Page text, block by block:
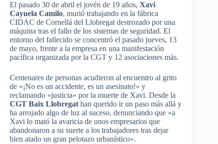
El pasado 30 de abril el jovén de 19 años, Xavi
Cayuela Camilo, murió trabajando en la fábrica
CIDAC de Cornellá del Llobregat destrozado por una
máquina tras el fallo de los sistemas de seguridad. El
entorno del fallecido se concentró el pasado jueves, 13
de mayo, frente a la empresa en una manifestación
pacífica organizada por la CGT y 12 asociaciones más.
Centenares de personas acudieron al encuentro al grito
de «¡No es un accidente, es un asesinato!» y
reclamando «justicia» por la muerte de Xavi. Desde la
CGT Baix Llobregat han querido ir un paso más allá y
ha arrojado algo de luz al suceso, denunciando que «a
Xavi lo mató la avaricia de unos empresarios que
abandonaron a su suerte a los trabajadores tras dejar
bien atado un gran pelotazo urbanístico».